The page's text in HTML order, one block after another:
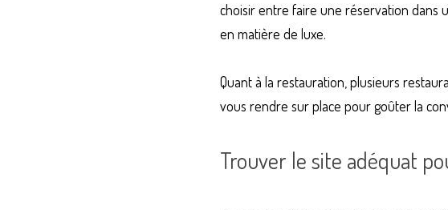
choisir entre faire une réservation dans
en matière de luxe.
Quant à la restauration, plusieurs
vous rendre sur place pour goûter la
Trouver le site adéquat